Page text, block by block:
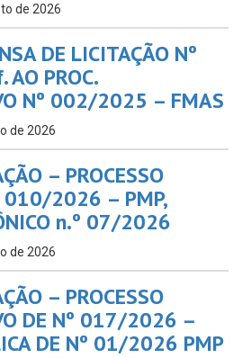
de 2026
DE LICITAÇÃO Nº
PROC.
Nº 002/2025 – FMAS
de 2026
– PROCESSO
010/2026 – PMP,
n.º 07/2026
de 2026
– PROCESSO
DE Nº 017/2026 –
DE Nº 01/2026 PMP